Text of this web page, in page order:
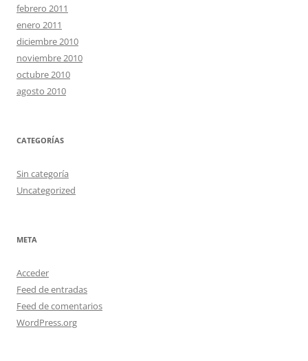
febrero 2011
enero 2011
diciembre 2010
noviembre 2010
octubre 2010
agosto 2010
CATEGORÍAS
Sin categoría
Uncategorized
META
Acceder
Feed de entradas
Feed de comentarios
WordPress.org